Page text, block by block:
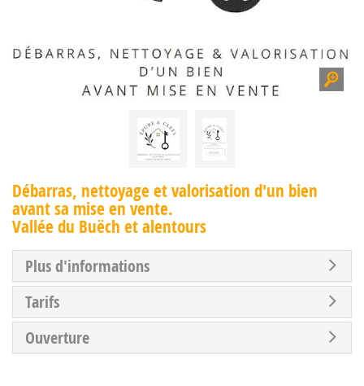
Débarras, nettoyage et valorisation d'un bien
avant sa mise en vente.
Vallée du Buëch et alentours
Plus d'informations
Tarifs
Ouverture